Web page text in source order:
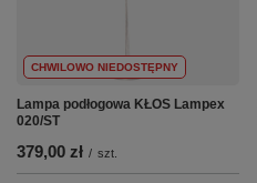
CHWILOWO NIEDOSTĘPNY
Lampa podłogowa KŁOS Lampex
020/ST
379,00 zł / szt.